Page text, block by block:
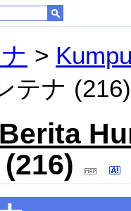
>
テナ (216)